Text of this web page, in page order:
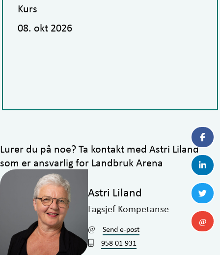
Kurs
08. okt 2026
Lurer du på noe? Ta kontakt med Astri Liland
som er ansvarlig for Landbruk Arena
Astri Liland
Fagsjef Kompetanse
Send e-post
958 01 931